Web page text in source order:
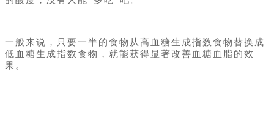
一般来说，只要一半的食物从高血糖生成指数食物替换成
低血糖生成指数食物，就能获得显著改善血糖血脂的效
果。